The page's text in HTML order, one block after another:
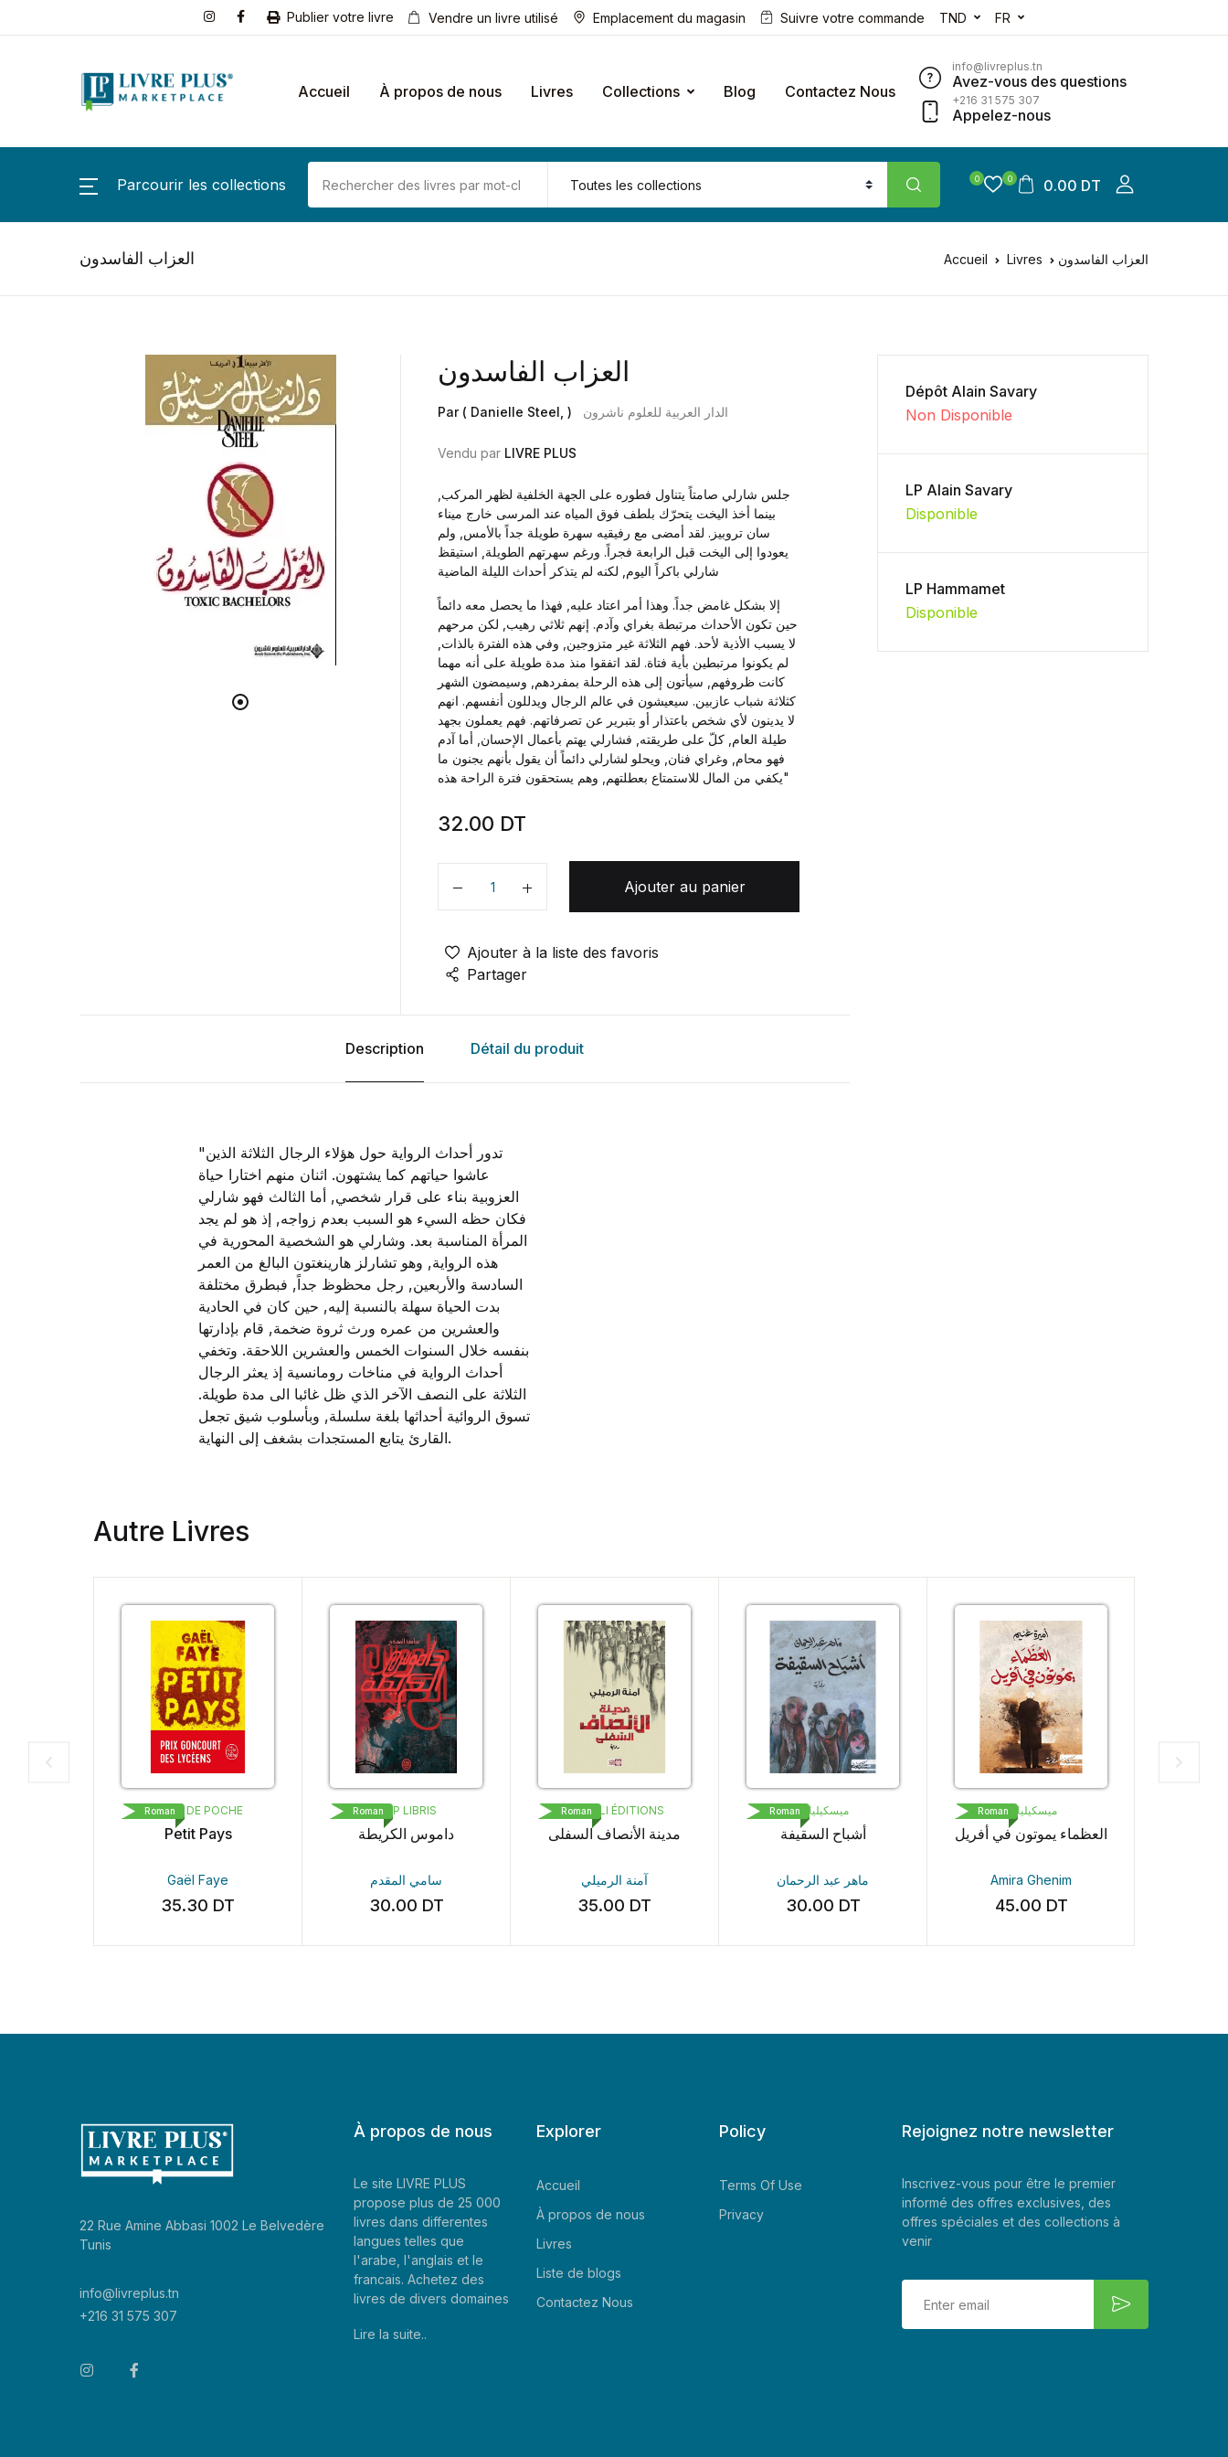
Publier votre livre Vendre un livre utilisé Emplacement du magasin Suivre votre commande TND FR
Accueil À propos de nous Livres Collections Blog Contactez Nous
info@livreplus.tn
Avez-vous des questions
+216 31 575 307
Appelez-nous
Parcourir les collections 0 0 0.00 DT
العزاب الفاسدون Accueil Livres العزاب الفاسدون
العزاب الفاسدون
Par ( Danielle Steel, ) الدار العربية للعلوم ناشرون
Vendu par LIVRE PLUS
جلس شارلي صامتاً يتناول فطوره على الجهة الخلفية لظهر المركب,
بينما أخذ اليخت يتحرّك بلطف فوق المياه عند المرسى خارج ميناء
سان تروبيز. لقد أمضى مع رفيقيه سهرة طويلة جداً بالأمس, ولم
يعودوا إلى اليخت قبل الرابعة فجراً. ورغم سهرتهم الطويلة, استيقظ
شارلي باكراً اليوم, لكنه لم يتذكر أحداث الليلة الماضية
إلا بشكل غامض جداً. وهذا أمر اعتاد عليه, فهذا ما يحصل معه دائماً
حين تكون الأحداث مرتبطة بغراي وآدم. إنهم ثلاثي رهيب, لكن مرحهم
لا يسبب الأذية لأحد. فهم الثلاثة غير متزوجين, وفي هذه الفترة بالذات,
لم يكونوا مرتبطين بأية فتاة. لقد اتفقوا منذ مدة طويلة على أنه مهما
كانت ظروفهم, سيأتون إلى هذه الرحلة بمفردهم, وسيمضون الشهر
كثلاثة شباب عازبين. سيعيشون في عالم الرجال ويدللون أنفسهم. انهم
لا يدينون لأي شخص باعتذار أو بتبرير عن تصرفاتهم. فهم يعملون بجهد
طيلة العام, كلّ على طريقته, فشارلي يهتم بأعمال الإحسان, أما آدم
فهو محام, وغراي فنان, ويحلو لشارلي دائماً أن يقول بأنهم يجنون ما
يكفي من المال للاستمتاع بعطلتهم, وهم يستحقون فترة الراحة هذه"
32.00 DT
Quantité
Ajouter au panier
Ajouter à la liste des favoris
Partager
Description Détail du produit
"تدور أحداث الرواية حول هؤلاء الرجال الثلاثة الذين
عاشوا حياتهم كما يشتهون. اثنان منهم اختارا حياة
العزوبية بناء على قرار شخصي, أما الثالث فهو شارلي
فكان حظه السيء هو السبب بعدم زواجه, إذ هو لم يجد
المرأة المناسبة بعد. وشارلي هو الشخصية المحورية في
هذه الرواية, وهو تشارلز هارينغتون البالغ من العمر
السادسة والأربعين, رجل محظوظ جداً, فبطرق مختلفة
بدت الحياة سهلة بالنسبة إليه, حين كان في الحادية
والعشرين من عمره ورث ثروة ضخمة, قام بإدارتها
بنفسه خلال السنوات الخمس والعشرين اللاحقة. وتخفي
أحداث الرواية في مناخات رومانسية إذ يعثر الرجال
الثلاثة على النصف الآخر الذي ظل غائبا الى مدة طويلة.
تسوق الروائية أحداثها بلغة سلسلة, وبأسلوب شيق تجعل
القارئ يتابع المستجدات بشغف إلى النهاية.
Dépôt Alain Savary
Non Disponible
LP Alain Savary
Disponible
LP Hammamet
Disponible
Autre Livres
LIVRE DE POCHE
Petit Pays
Gaël Faye
35.30 DT
Roman POP LIBRIS
داموس الكريطة
سامي المقدم
30.00 DT
Roman MED ALI ÉDITIONS
مدينة الأنصاف السفلى
آمنة الرميلي
35.00 DT
Roman ميسكيلياني
أشباح السقيفة
ماهر عبد الرحمان
30.00 DT
Roman ميسكيلياني
العظماء يموتون في أفريل
Amira Ghenim
45.00 DT
Roman
22 Rue Amine Abbasi 1002 Le Belvedère
Tunis
info@livreplus.tn
+216 31 575 307
À propos de nous
Le site LIVRE PLUS
propose plus de 25 000
livres dans differentes
langues telles que
l'arabe, l'anglais et le
francais. Achetez des
livres de divers domaines
Lire la suite..
Explorer
Accueil
À propos de nous
Livres
Liste de blogs
Contactez Nous
Policy
Terms Of Use
Privacy
Rejoignez notre newsletter
Inscrivez-vous pour être le premier
informé des offres exclusives, des
offres spéciales et des collections à
venir